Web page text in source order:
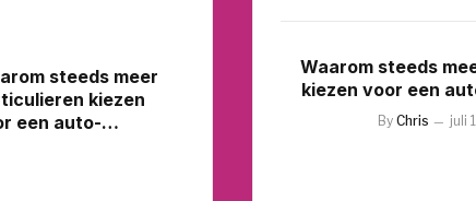
steeds meer
kiezen
een auto-
Waarom steeds
kiezen voor een
By Chris juli